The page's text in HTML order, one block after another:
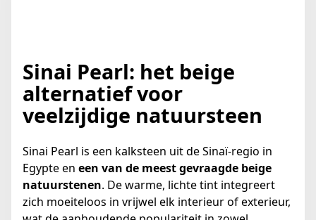
Sinai Pearl: het beige
alternatief voor
veelzijdige natuursteen
Sinai Pearl is een kalksteen uit de Sinaï-regio in
Egypte en een van de meest gevraagde beige
natuurstenen. De warme, lichte tint integreert
zich moeiteloos in vrijwel elk interieur of exterieur,